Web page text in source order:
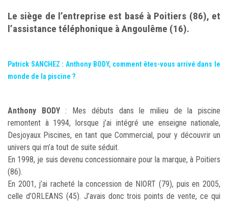
Le siège de l’entreprise est basé à Poitiers (86), et
l’assistance téléphonique à Angoulême (16).
Patrick SANCHEZ : Anthony BODY, comment êtes-vous arrivé dans le
monde de la piscine ?
Anthony BODY: Mes débuts dans le milieu de la piscine
remontent à 1994, lorsque j’ai intégré une enseigne nationale,
Desjoyaux Piscines, en tant que Commercial, pour y découvrir un
univers qui m’a tout de suite séduit.
En 1998, je suis devenu concessionnaire pour la marque, à Poitiers
(86).
En 2001, j’ai racheté la concession de NIORT (79), puis en 2005,
celle d’ORLEANS (45). J’avais donc trois points de vente, ce qui